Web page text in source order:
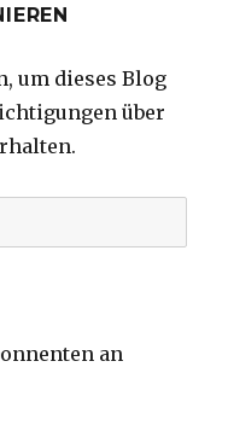
um dieses Blog
über
an